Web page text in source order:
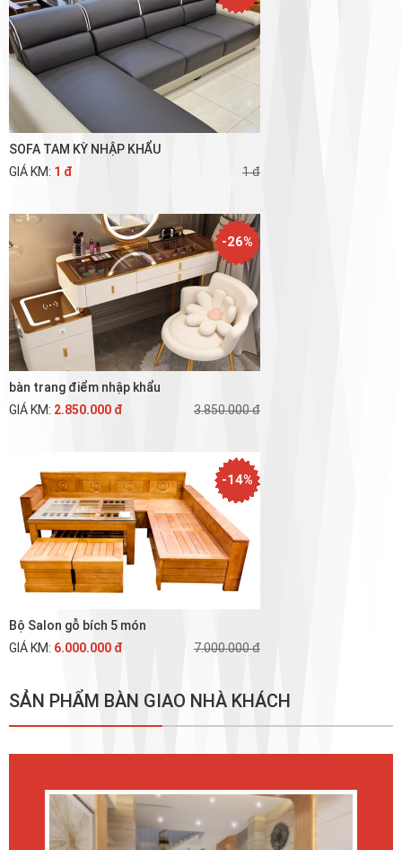
SOFA TAM KỲ NHẬP KHẨU
GIÁ KM: 1 đ 1 đ
bàn trang điểm nhập khẩu
GIÁ KM: 2.850.000 đ 3.850.000 đ
-26%
Bộ Salon gỗ bích 5 món
GIÁ KM: 6.000.000 đ 7.000.000 đ
-14%
SẢN PHẨM BÀN GIAO NHÀ KHÁCH